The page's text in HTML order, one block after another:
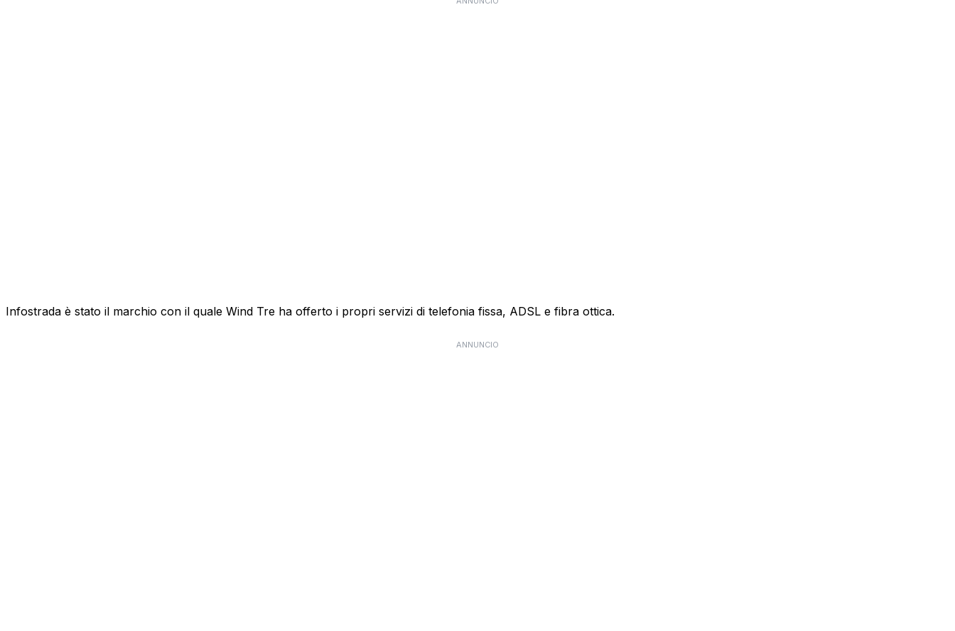
Infostrada è stato il marchio con il quale Wind Tre ha offerto i propri servizi di telefonia fissa, ADSL e fibra ottica.
ANNUNCIO